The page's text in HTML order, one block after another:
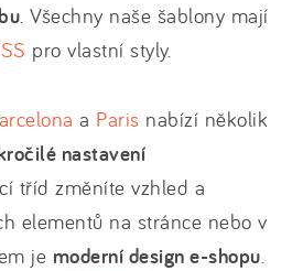
. Všechny naše šablony mají
pro vlastní styly.
a Paris nabízí několik
nastavení
tříd změníte vzhled a
elementů na stránce nebo v
je moderní design e-shopu